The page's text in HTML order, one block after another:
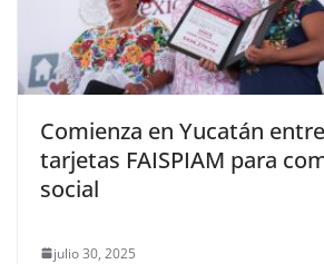
Comienza en Yucatán
tarjetas FAISPIAM para
social
julio 30, 2025